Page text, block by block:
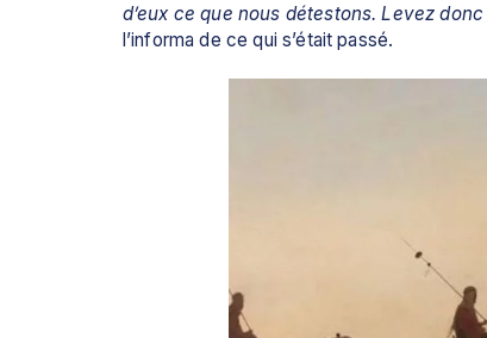
d’eux ce que nous détestons. Levez
l’informa de ce qui s’était passé.